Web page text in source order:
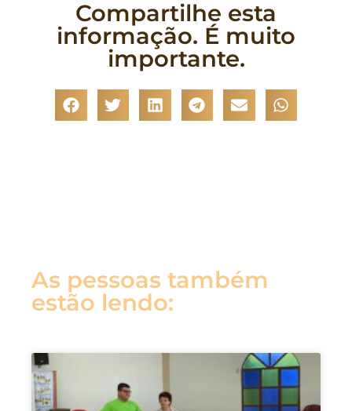
Compartilhe esta
informação. É muito
importante.
As pessoas também
estão lendo: